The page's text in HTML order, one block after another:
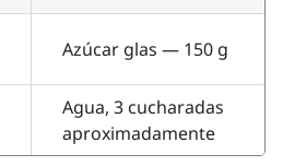
Azúcar glas — 150 g
Agua, 3 cucharadas
aproximadamente